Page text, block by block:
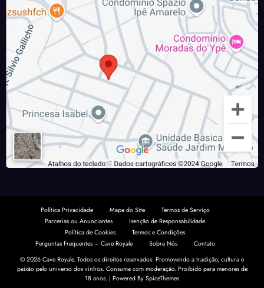
Política Privacidade Mapa do Site
Termos de Serviço
Parcerias ou Anunciantes
Isenção de Responsabilidade
Política de Cookies
Termos e Condições
Perguntas Frequentes – Cave Royale
Sobre Nós
Contato
© 2026 Cave Royale. Todos os direitos reservados. Promovendo a tradição, cultura e
paixão pelo universo dos vinhos. Consuma com moderação. Proibido para menores de
18 anos. | Powered By SpiceThemes